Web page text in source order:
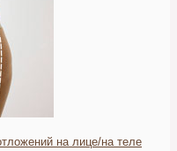
на лице/на теле